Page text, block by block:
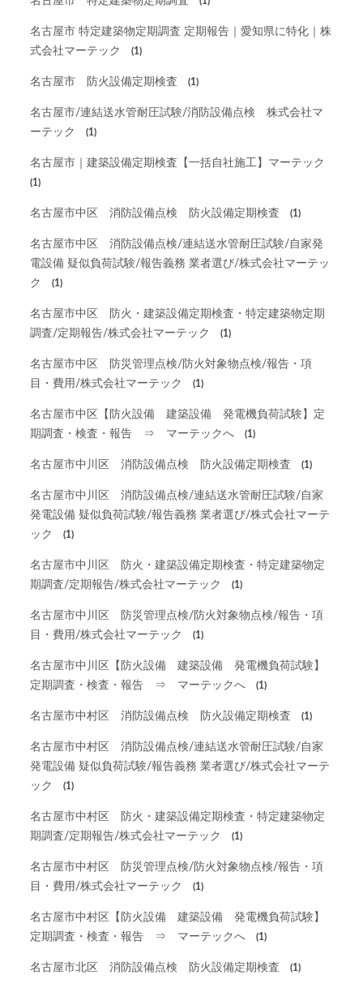
名古屋市 特定建築物定期調査 定期報告｜愛知県に特化｜株
式会社マーテック
(1)
名古屋市 防火設備定期検査 (1)
名古屋市/連結送水管耐圧試験/消防設備点検 株式会社マ
ーテック
(1)
名古屋市｜建築設備定期検査【一括自社施工】マーテック
(1)
名古屋市中区 消防設備点検 防火設備定期検査 (1)
名古屋市中区 消防設備点検/連結送水管耐圧試験/自家発
電設備 疑似負荷試験/報告義務 業者選び/株式会社マーテッ
ク
(1)
名古屋市中区 防火・建築設備定期検査・特定建築物定期
調査/定期報告/株式会社マーテック
(1)
名古屋市中区 防災管理点検/防火対象物点検/報告・項
目・費用/株式会社マーテック
(1)
名古屋市中区【防火設備 建築設備 発電機負荷試験】定
期調査・検査・報告 ⇒ マーテックへ
(1)
名古屋市中川区 消防設備点検 防火設備定期検査 (1)
名古屋市中川区 消防設備点検/連結送水管耐圧試験/自家
発電設備 疑似負荷試験/報告義務 業者選び/株式会社マーテ
ック
(1)
名古屋市中川区 防火・建築設備定期検査・特定建築物定
期調査/定期報告/株式会社マーテック
(1)
名古屋市中川区 防災管理点検/防火対象物点検/報告・項
目・費用/株式会社マーテック
(1)
名古屋市中川区【防火設備 建築設備 発電機負荷試験】
定期調査・検査・報告 ⇒ マーテックへ
(1)
名古屋市中村区 消防設備点検 防火設備定期検査 (1)
名古屋市中村区 消防設備点検/連結送水管耐圧試験/自家
発電設備 疑似負荷試験/報告義務 業者選び/株式会社マーテ
ック
(1)
名古屋市中村区 防火・建築設備定期検査・特定建築物定
期調査/定期報告/株式会社マーテック
(1)
名古屋市中村区 防災管理点検/防火対象物点検/報告・項
目・費用/株式会社マーテック
(1)
名古屋市中村区【防火設備 建築設備 発電機負荷試験】
定期調査・検査・報告 ⇒ マーテックへ
(1)
名古屋市北区 消防設備点検 防火設備定期検査 (1)